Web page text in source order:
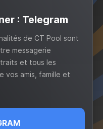
: Telegram
de CT Pool sont
messagerie
et tous les
vos amis, famille et